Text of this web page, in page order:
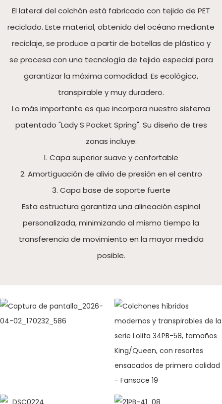
El lateral del colchón está fabricado con tejido de PET
reciclado. Este material, obtenido del océano mediante
reciclaje, se produce a partir de botellas de plástico y
se procesa con una tecnología de tejido especial para
garantizar la máxima comodidad. Es ecológico,
transpirable y muy duradero.
Lo más importante es que incorpora nuestro sistema
patentado "Lady S Pocket Spring". Su diseño de tres
zonas incluye:
1. Capa superior suave y confortable
2. Amortiguación de alivio de presión en el centro
3. Capa base de soporte fuerte
Esta estructura garantiza una alineación espinal
personalizada, minimizando al mismo tiempo la
transferencia de movimiento en la mayor medida
posible.